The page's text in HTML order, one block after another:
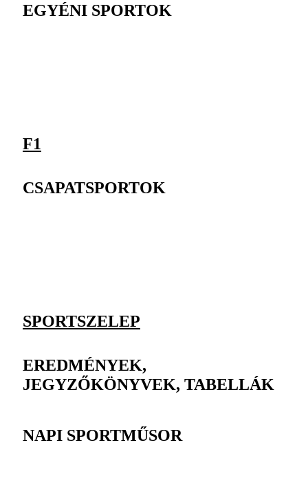
EGYÉNI SPORTOK
F1
CSAPATSPORTOK
SPORTSZELEP
EREDMÉNYEK,
JEGYZŐKÖNYVEK, TABELLÁK
NAPI SPORTMŰSOR